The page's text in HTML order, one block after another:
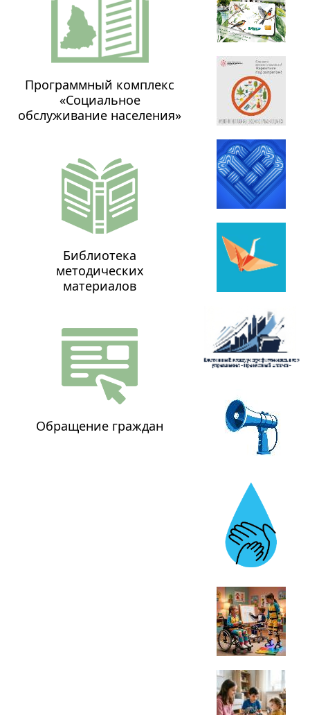
Программный комплекс
«Социальное
обслуживание населения»
Библиотека
методических
материалов
Обращение граждан